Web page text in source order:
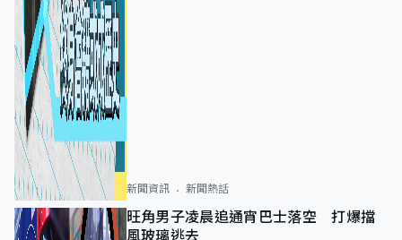
新聞資訊 新聞熱話
旺角男子凌晨追通宵巴士落空 打爆擋
風玻璃逃去